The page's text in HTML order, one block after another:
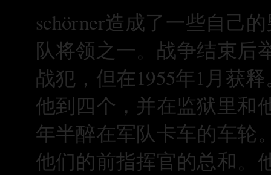
schörner造成了一些自己
队将领之一。战争结束后
战犯，但在1955年1月获
他到四个，并在监狱里和
年半醉在军队卡车的车轮
他们的前指挥官的总和。